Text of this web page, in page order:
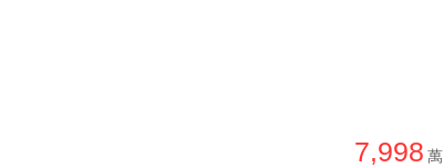
月熱門度高 → 低
7,998 萬